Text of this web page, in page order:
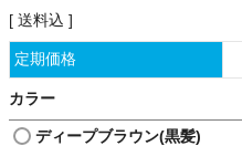
送料込
定期価格
カラー
ディープブラウン(黒髪)